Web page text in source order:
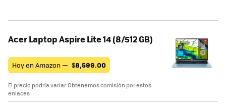
Acer Laptop Aspire Lite 14 (8/512 GB)
Hoy en Amazon — $8,599.00
El precio podría variar. Obtenemos comisión por estos
enlaces